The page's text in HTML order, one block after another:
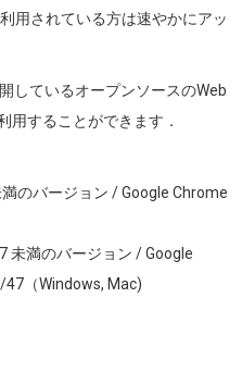
用されている方は速やかにアッ
しているオープンソースのWeb
用することができます．
のバージョン / Google Chrome
未満のバージョン / Google
47 （Windows, Mac)